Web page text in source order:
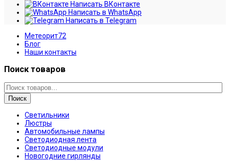
Написать ВКонтакте
Написать в WhatsApp
Написать в Telegram
Метеорит72
Блог
Наши контакты
Поиск товаров
Поиск
Светильники
Люстры
Автомобильные лампы
Светодиодная лента
Светодиодные модули
Новогодние гирлянды